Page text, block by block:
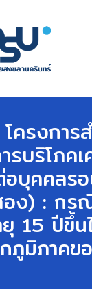
ครงการ
รบริโภค
บุคคลร
อง) : กร
ยุ 15 ปีขึ้
มิภาคข